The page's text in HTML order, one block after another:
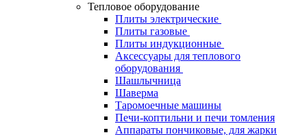
Тепловое оборудование
Плиты электрические
Плиты газовые
Плиты индукционные
Аксессуары для теплового
оборудования
Шашлычница
Шаверма
Таромоечные машины
Печи-коптильни и печи томления
Аппараты пончиковые, для жарки